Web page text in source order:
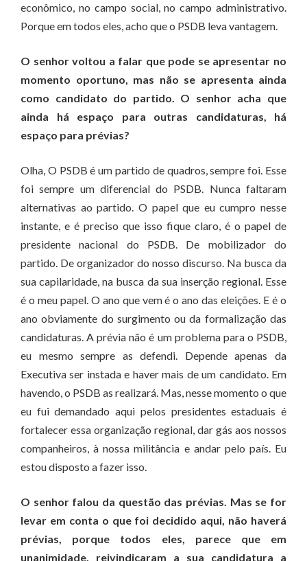
econômico, no campo social, no campo administrativo.
Porque em todos eles, acho que o PSDB leva vantagem.
O senhor voltou a falar que pode se apresentar no
momento oportuno, mas não se apresenta ainda
como candidato do partido. O senhor acha que
ainda há espaço para outras candidaturas, há
espaço para prévias?
Olha, O PSDB é um partido de quadros, sempre foi. Esse
foi sempre um diferencial do PSDB. Nunca faltaram
alternativas ao partido. O papel que eu cumpro nesse
instante, e é preciso que isso fique claro, é o papel de
presidente nacional do PSDB. De mobilizador do
partido. De organizador do nosso discurso. Na busca da
sua capilaridade, na busca da sua inserção regional. Esse
é o meu papel. O ano que vem é o ano das eleições. E é o
ano obviamente do surgimento ou da formalização das
candidaturas. A prévia não é um problema para o PSDB,
eu mesmo sempre as defendi. Depende apenas da
Executiva ser instada e haver mais de um candidato. Em
havendo, o PSDB as realizará. Mas, nesse momento o que
eu fui demandado aqui pelos presidentes estaduais é
fortalecer essa organização regional, dar gás aos nossos
companheiros, à nossa militância e andar pelo país. Eu
estou disposto a fazer isso.
O senhor falou da questão das prévias. Mas se for
levar em conta o que foi decidido aqui, não haverá
prévias, porque todos eles, parece que em
unanimidade, reivindicaram a sua candidatura a